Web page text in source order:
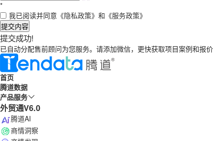
*
我已阅读并同意 《隐私政策》 和 《服务政策》
提交内容
提交成功!
已自动分配售前顾问为您服务。请添加微信，更快获取项目案例和报价
首页
腾道数据
产品服务
外贸通V6.0
腾道AI
商情洞察